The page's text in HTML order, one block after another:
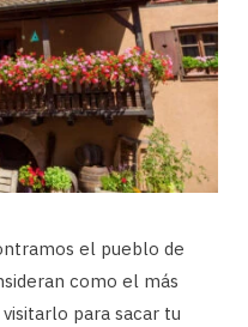
el pueblo de
como el más
para sacar tu